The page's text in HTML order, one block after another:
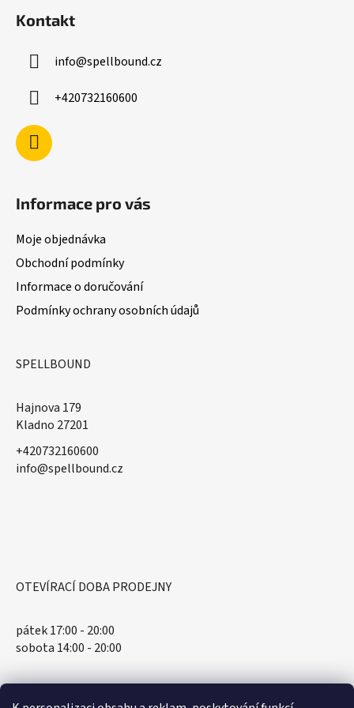
Kontakt
info@spellbound.cz
+420732160600
Informace pro vás
Moje objednávka
Obchodní podmínky
Informace o doručování
Podmínky ochrany osobních údajů
SPELLBOUND
Hajnova 179
Kladno 27201
+420732160600
​info@spellbound.cz
OTEVÍRACÍ DOBA PRODEJNY
pátek 17:00 - 20:00
sobota 14:00 - 20:00